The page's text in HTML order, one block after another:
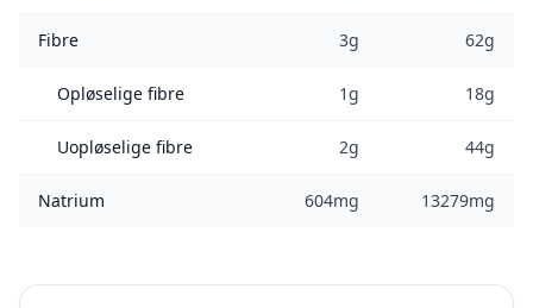
Fibre 3g 62g
Opløselige fibre 1g 18g
Uopløselige fibre 2g 44g
Natrium 604mg 13279mg